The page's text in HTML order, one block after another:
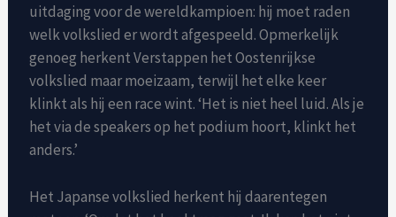
uitdaging voor de wereldkampioen: hij moet raden
welk volkslied er wordt afgespeeld. Opmerkelijk
genoeg herkent Verstappen het Oostenrijkse
volkslied maar moeizaam, terwijl het elke keer
klinkt als hij een race wint. ‘Het is niet heel luid. Als je
het via de speakers op het podium hoort, klinkt het
anders.’
Het Japanse volkslied herkent hij daarentegen